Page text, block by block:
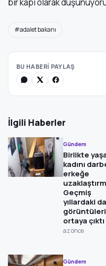
#adalet bakanı
BU HABERİ PAYLAŞ
İlgili Haberler
Gündem
Birlikte
kadını
erkeğe
Geçmiş
yıllardaki
görüntüleri
ortaya çıktı
az önce
Gündem